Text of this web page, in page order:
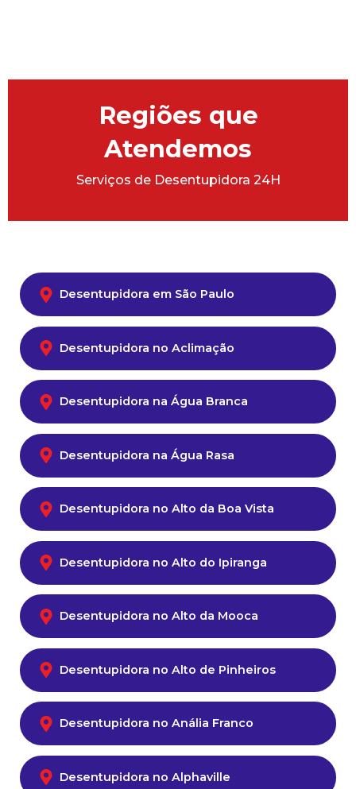
Regiões que
Atendemos
Serviços de Desentupidora 24H
Desentupidora em São Paulo
Desentupidora no Aclimação
Desentupidora na Água Branca
Desentupidora na Água Rasa
Desentupidora no Alto da Boa Vista
Desentupidora no Alto do Ipiranga
Desentupidora no Alto da Mooca
Desentupidora no Alto de Pinheiros
Desentupidora no Anália Franco
Desentupidora no Alphaville